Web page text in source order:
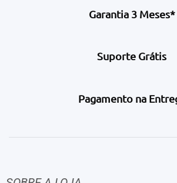
Garantia 3 Meses*
Suporte Grátis
Pagamento na